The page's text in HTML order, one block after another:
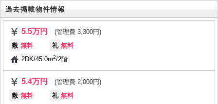
過去掲載物件情報
5.5万円
(管理費 3,300円)
敷 無料 礼 無料
2DK/45.0m2/2階
5.4万円
(管理費 2,000円)
敷 無料 礼 無料